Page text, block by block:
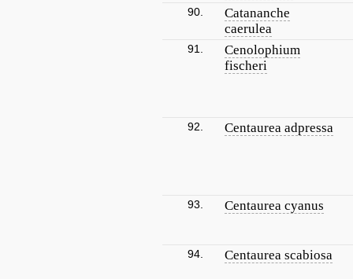
90.
Catananche
caerulea
91.
Cenolophium
fischeri
92. Centaurea adpressa
93. Centaurea cyanus
94. Centaurea scabiosa